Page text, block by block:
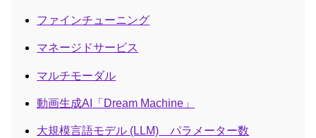
ファインチューニング
マネージドサービス
マルチモーダル
動画生成AI「Dream Machine」
大規模言語モデル (LLM) パラメーター数